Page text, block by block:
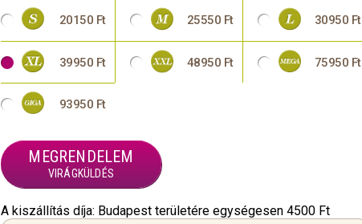
20150 Ft 25550 Ft 30950 Ft
39950 Ft 48950 Ft 75950 Ft
93950 Ft
MEGRENDELEM
VIRÁGKÜLDÉS
A kiszállítás díja: Budapest területére egységesen 4500 Ft